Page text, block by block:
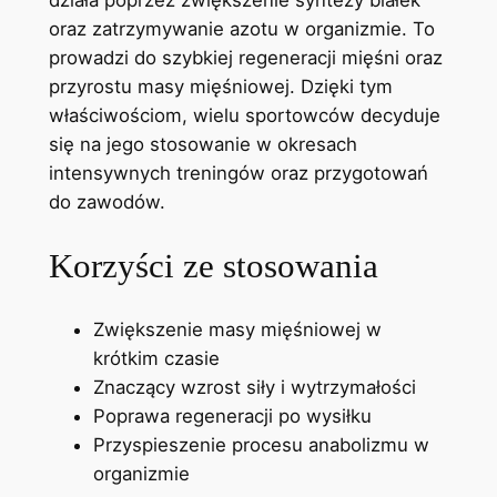
oraz zatrzymywanie azotu w organizmie. To
prowadzi do szybkiej regeneracji mięśni oraz
przyrostu masy mięśniowej. Dzięki tym
właściwościom, wielu sportowców decyduje
się na jego stosowanie w okresach
intensywnych treningów oraz przygotowań
do zawodów.
Korzyści ze stosowania
Zwiększenie masy mięśniowej w
krótkim czasie
Znaczący wzrost siły i wytrzymałości
Poprawa regeneracji po wysiłku
Przyspieszenie procesu anabolizmu w
organizmie